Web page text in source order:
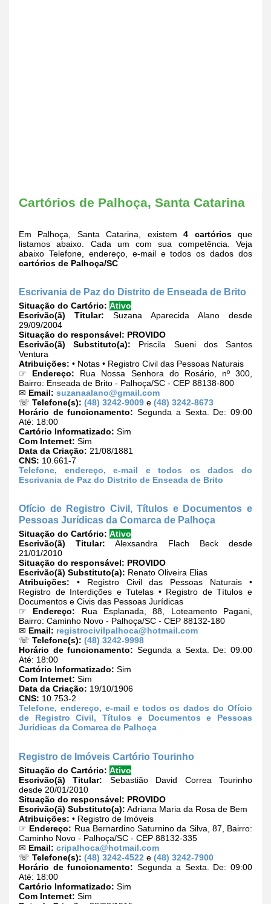
Cartórios de Palhoça, Santa Catarina
Em Palhoça, Santa Catarina, existem4 cartóriosque
listamos abaixo. Cada um com sua competência. Veja
abaixo Telefone, endereço, e-mail e todos os dados dos
cartórios de Palhoça/SC
Escrivania de Paz do Distrito de Enseada de Brito
Situação do Cartório: Ativo
Escrivão(ã) Titular: Suzana Aparecida Alano desde
29/09/2004
Situação do responsável: PROVIDO
Escrivão(ã) Substituto(a): Priscila Sueni dos Santos
Ventura
Atribuições: • Notas • Registro Civil das Pessoas Naturais
☞ Endereço: Rua Nossa Senhora do Rosário, nº 300,
Bairro: Enseada de Brito - Palhoça/SC - CEP 88138-800
✉ Email: suzanaalano@gmail.com
☏ Telefone(s): (48) 3242-9009 e (48) 3242-8673
Horário de funcionamento: Segunda a Sexta. De: 09:00
Até: 18:00
Cartório Informatizado: Sim
Com Internet: Sim
Data da Criação: 21/08/1881
CNS: 10.661-7
Telefone, endereço, e-mail e todos os dados do
Escrivania de Paz do Distrito de Enseada de Brito
Ofício de Registro Civil, Títulos e Documentos e
Pessoas Jurídicas da Comarca de Palhoça
Situação do Cartório: Ativo
Escrivão(ã) Titular: Alexsandra Flach Beck desde
21/01/2010
Situação do responsável: PROVIDO
Escrivão(ã) Substituto(a): Renato Oliveira Elias
Atribuições: • Registro Civil das Pessoas Naturais •
Registro de Interdições e Tutelas • Registro de Títulos e
Documentos e Civis das Pessoas Jurídicas
☞ Endereço: Rua Esplanada, 88, Loteamento Pagani,
Bairro: Caminho Novo - Palhoça/SC - CEP 88132-180
✉ Email: registrocivilpalhoca@hotmail.com
☏ Telefone(s): (48) 3242-9998
Horário de funcionamento: Segunda a Sexta. De: 09:00
Até: 18:00
Cartório Informatizado: Sim
Com Internet: Sim
Data da Criação: 19/10/1906
CNS: 10.753-2
Telefone, endereço, e-mail e todos os dados do Ofício
de Registro Civil, Títulos e Documentos e Pessoas
Jurídicas da Comarca de Palhoça
Registro de Imóveis Cartório Tourinho
Situação do Cartório: Ativo
Escrivão(ã) Titular: Sebastião David Correa Tourinho
desde 20/01/2010
Situação do responsável: PROVIDO
Escrivão(ã) Substituto(a): Adriana Maria da Rosa de Bem
Atribuições: • Registro de Imóveis
☞ Endereço: Rua Bernardino Saturnino da Silva, 87, Bairro:
Caminho Novo - Palhoça/SC - CEP 88132-335
✉ Email: cripalhoca@hotmail.com
☏ Telefone(s): (48) 3242-4522 e (48) 3242-7900
Horário de funcionamento: Segunda a Sexta. De: 09:00
Até: 18:00
Cartório Informatizado: Sim
Com Internet: Sim